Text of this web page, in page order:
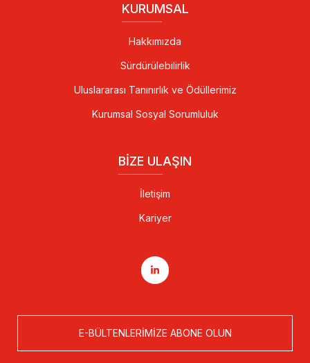
KURUMSAL
Hakkımızda
Sürdürülebilirlik
Uluslararası Tanınırlık ve Ödüllerimiz
Kurumsal Sosyal Sorumluluk
BIZE ULAŞIN
İletişim
Kariyer
E-BÜLTENLERIMIZE ABONE OLUN